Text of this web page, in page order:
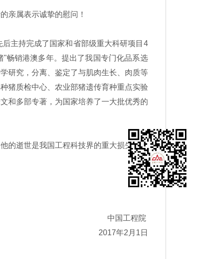
亲属表示诚挚的慰问！
主持完成了国家和省部级重大科研项目4
畅销港澳多年。提出了我国专门化品系选
研究，分离、鉴定了与肌肉生长、肉质等
猪质检中心、农业部猪遗传育种重点实验
和多部专著，为国家培养了一大批优秀的
逝世是我国工程科技界的重大损失，也
中国工程院
2017年2月1日